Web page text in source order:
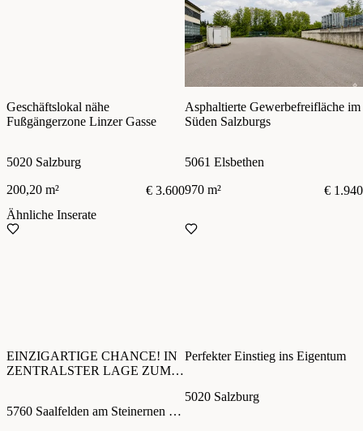
Geschäftslokal nähe
Fußgängerzone Linzer Gasse
5020 Salzburg
200,20 m²
€ 3.600
Asphaltierte Gewerbefreifläche im
Süden Salzburgs
5061 Elsbethen
970 m²
€ 1.940
Ähnliche Inserate
EINZIGARTIGE CHANCE! IN
ZENTRALSTER LAGE ZUM
5760 Saalfelden am Steinernen Meer
Perfekter Einstieg ins Eigentum
5020 Salzburg